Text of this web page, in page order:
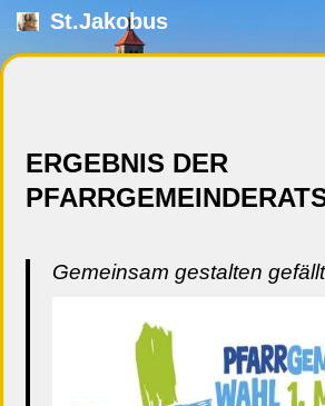
Zum
St.Jakobus
ERGEBNIS DER
Gemeinsam gestalten